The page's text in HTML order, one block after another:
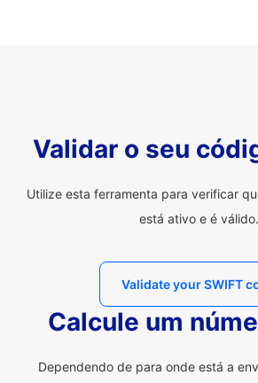
Validar o seu
Utilize esta ferramenta para verificar
está ativo e é válido.
Validate your SWIFT
Calcule um
Dependendo de para onde está a